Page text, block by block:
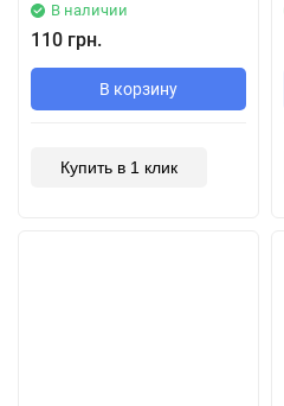
В наличии
110 грн.
В корзину
Купить в 1 клик